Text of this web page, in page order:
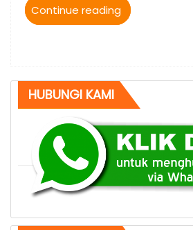
Continue reading“Jual
Parfum
kirim
ke
Morotai
Maluku
Utara”
HUBUNGI KAMI